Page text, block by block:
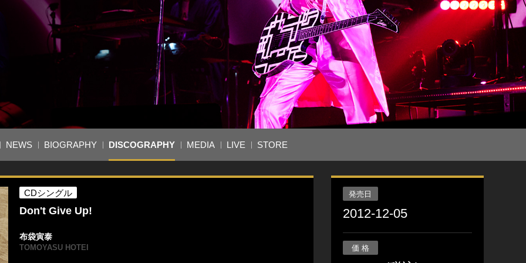
NEWS BIOGRAPHY DISCOGRAPHY MEDIA LIVE STORE
CDシングル
Don't Give Up!
布袋寅泰
TOMOYASU HOTEI
発売日
2012-12-05
価 格